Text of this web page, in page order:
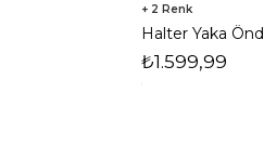
2
₺1.599,99